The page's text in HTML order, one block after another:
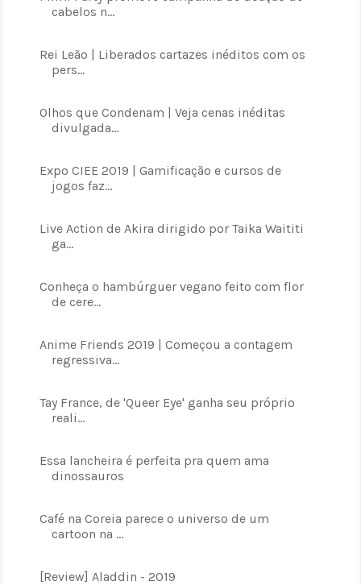
cabelos n...
Rei Leão | Liberados cartazes inéditos com os
pers...
Olhos que Condenam | Veja cenas inéditas
divulgada...
Expo CIEE 2019 | Gamificação e cursos de
jogos faz...
Live Action de Akira dirigido por Taika Waititi
ga...
Conheça o hambúrguer vegano feito com flor
de cere...
Anime Friends 2019 | Começou a contagem
regressiva...
Tay France, de 'Queer Eye' ganha seu próprio
reali...
Essa lancheira é perfeita pra quem ama
dinossauros
Café na Coreia parece o universo de um
cartoon na ...
[Review] Aladdin - 2019